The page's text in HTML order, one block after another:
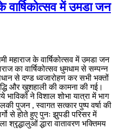
वार्षिकोत्सव में उमडा जन
महाराज के वार्षिकोत्सव में उमडा जन
का वार्षिकोत्सव धुमधाम से सम्पन्न
से दण्ड ध्वजारोहण कर सभी भक्तों
और खुशहाली की कामना की गई।
ने विशाल शोभा यात्रा में भाग
पुजन , स्वागत सत्कार पुष्प वर्षा की
से होते हुए पुनः झुपडी परिसर में
श्रृद्धालुओं द्धारा वातावरण भक्तिमय